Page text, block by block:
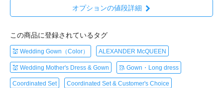
オプションの値段詳細
この商品に登録されているタグ
💒 Wedding Gown（Color） ALEXANDER McQUEEN
💒 Wedding Mother's Dress & Gown 🥻 Gown・Long dress
Coordinated Set Coordinated Set & Customer's Choice